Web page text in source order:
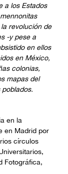
a los Estados
revolución de
-y pese a
en ellos
en México,
colonias,
mapas del
en la
en Madrid por
círculos
Fotográfica,